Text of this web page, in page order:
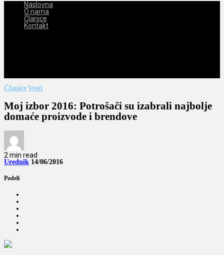
Naslovna
O nama
Članice
Kontakt
Članice Vesti
Moj izbor 2016: Potrošači su izabrali najbolje
domaće proizvode i brendove
2 min read
Urednik 14/06/2016
Podeli